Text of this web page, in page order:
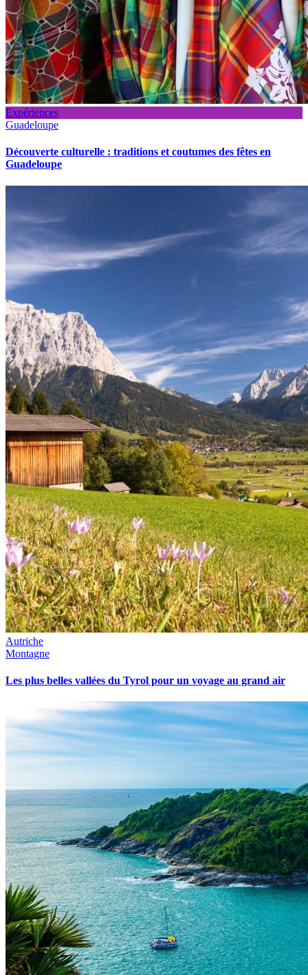
Expériences
Guadeloupe
Découverte culturelle : traditions et coutumes des fêtes en
Guadeloupe
Autriche
Montagne
Les plus belles vallées du Tyrol pour un voyage au grand air